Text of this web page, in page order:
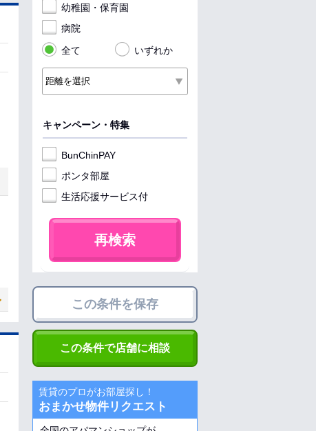
幼稚園・保育園
病院
全て
いずれか
キャンペーン・特集
BunChinPAY
ポンタ部屋
生活応援サービス付
再検索
この条件を保存
この条件で店舗に相談
賃貸のプロがお部屋探し！
おまかせ物件リクエスト